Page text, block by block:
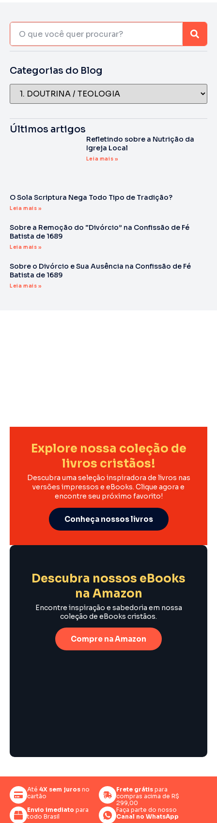
Categorias do Blog
Últimos artigos
Refletindo sobre a Nutrição da
Igreja Local
Leia mais »
O Sola Scriptura Nega Todo Tipo de Tradição?
Leia mais »
Sobre a Remoção do “Divórcio” na Confissão de Fé
Batista de 1689
Leia mais »
Sobre o Divórcio e Sua Ausência na Confissão de Fé
Batista de 1689
Leia mais »
Explore nossa coleção de
livros cristãos!
Descubra uma seleção inspiradora de livros nas
versões impressos e eBooks. Clique agora e
encontre seu próximo favorito!
Conheça nossos livros
Descubra nossos eBooks
na Amazon
Encontre inspiração e sabedoria em nossa
coleção de eBooks cristãos.
Compre na Amazon
Até 4X sem juros no
cartão
Frete grátispara
compras acima de R$
299,00
Envio imediato para
todo Brasil
Faça parte do nosso
Canal no WhatsApp